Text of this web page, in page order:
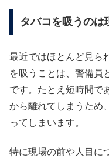
タバコを吸うのは
最近ではほとんど見ら
を吸うことは、警備員
です。たとえ短時間で
から離れてしまうため
ってしまいます。
特に現場の前や人目に